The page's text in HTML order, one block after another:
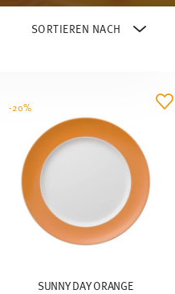
SUNNY DAY ORANGE
-20%